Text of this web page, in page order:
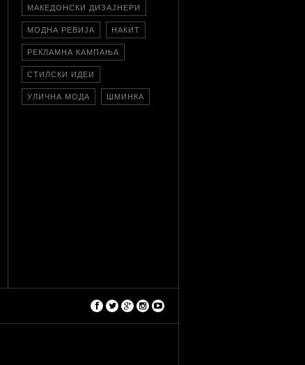
МАКЕДОНСКИ ДИЗАЈНЕРИ
МОДНА РЕВИЈА НАКИТ
РЕКЛАМНА КАМПАЊА
СТИЛСКИ ИДЕИ
УЛИЧНА МОДА ШМИНКА